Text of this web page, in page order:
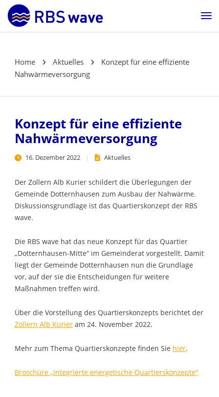
Home Aktuelles
Konzept für eine effiziente
Nahwärmeversorgung
Konzept für eine effiziente
Nahwärmeversorgung
16. Dezember 2022 Aktuelles
Der Zollern Alb Kurier schildert die Überlegungen der
Gemeinde Dotternhausen zum Ausbau der Nahwärme.
Diskussionsgrundlage ist das Quartierskonzept der RBS
wave.
Die RBS wave hat das neue Konzept für das Quartier
„Dotternhausen-Mitte“ im Gemeinderat vorgestellt. Damit
liegt der Gemeinde Dotternhausen nun die Grundlage
vor, auf der sie die Entscheidungen für weitere
Maßnahmen treffen wird.
Über die Vorstellung des Quartierskonzepts berichtet der
Zollern Alb Kurier am 24. November 2022.
Mehr zum Thema Quartierskonzepte finden Sie hier.
Broschüre „Integrierte energetische Quartierskonzepte“